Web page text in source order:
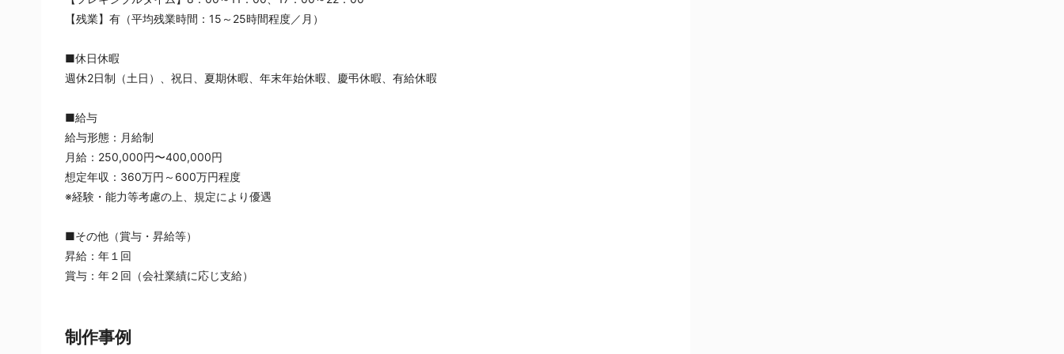
【残業】有（平均残業時間：15～25時間程度／月）
■休日休暇
週休2日制（土日）、祝日、夏期休暇、年末年始休暇、慶弔休暇、有給休暇
■給与
給与形態：月給制
月給：250,000円〜400,000円
想定年収：360万円～600万円程度
※経験・能力等考慮の上、規定により優遇
■その他（賞与・昇給等）
昇給：年１回
賞与：年２回（会社業績に応じ支給）
制作事例